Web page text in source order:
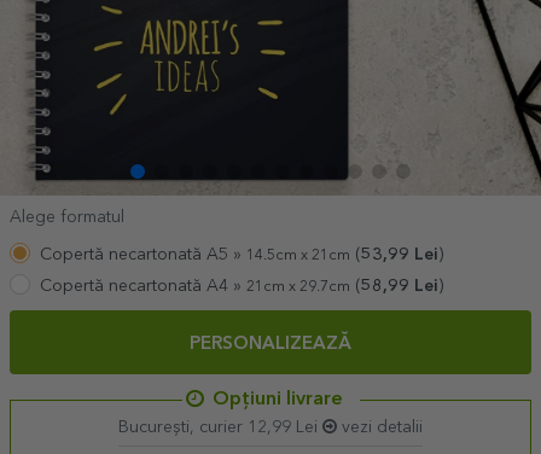
Alege formatul
Copertă necartonată A5 » 14.5cm x 21cm (53,99 Lei )
Copertă necartonată A4 » 21cm x 29.7cm (58,99 Lei)
PERSONALIZEAZĂ
Opțiuni livrare
București, curier 12,99 Lei vezi detalii